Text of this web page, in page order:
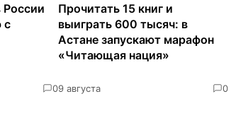
России
с
0
Прочитать 15 книг и
выиграть 600 тысяч: в
Астане запускают марафон
«Читающая нация»
9 августа 0